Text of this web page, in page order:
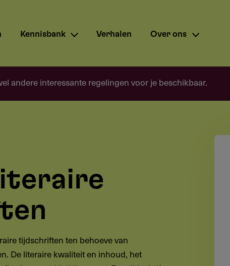
Kennisbank Verhalen Over ons
andere interessante regelingen voor je beschikbaar.
tijdschriften ten behoeve van
De literaire kwaliteit en inhoud, het